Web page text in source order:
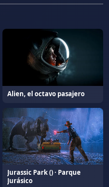
Alien, el octavo pasajero
Jurassic Park () · Parque
Jurásico